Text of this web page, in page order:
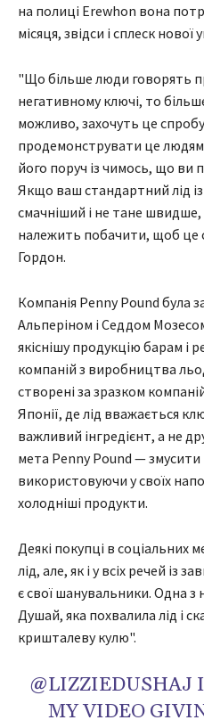
на полиці Erewhon вона
місяця, звідси і сплеск нової
"Що більше люди говорять
негативному ключі, то
можливо, захочуть це
продемонструвати це
його поруч із чимось, що ви
Якщо ваш стандартний лід
смачніший і не тане швидше,
належить побачити, щоб це
Гордон.
Компанія Penny Pound була
Альперіном і Седдом
якіснішу продукцію барам і
компаній з виробництва
створені за зразком
Японії, де лід вважається
важливий інгредієнт, а не
мета Penny Pound — змусити
використовуючи у своїх
холодніші продукти.
Деякі покупці в
лід, але, як і у всіх речей із
є свої шанувальники. Одна з
Душай, яка похвалила лід і
кришталеву кулю".
@LIZZIEDUSHAJ
MY VIDEO